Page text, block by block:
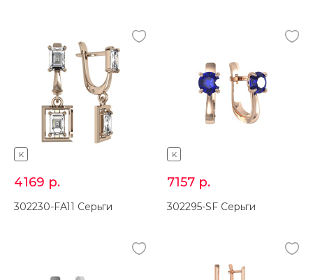
K
4169 р.
302230-FA11 Серьги
K
7157 р.
302295-SF Серьги